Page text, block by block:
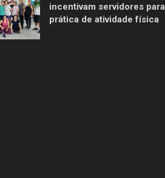
incentivam servidores para
prática de atividade física